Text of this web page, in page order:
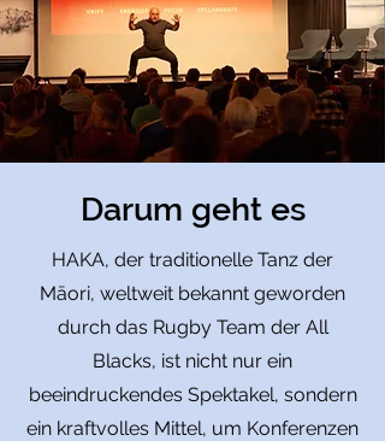
Darum geht es
HAKA, der traditionelle Tanz der
Māori, weltweit bekannt geworden
durch das Rugby Team der All
Blacks, ist nicht nur ein
beeindruckendes Spektakel, sondern
ein kraftvolles Mittel, um Konferenzen